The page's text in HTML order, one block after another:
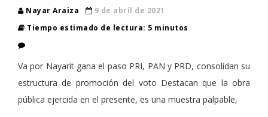
Nayar Araiza
9 de abril de 2021
Tiempo estimado de lectura: 5 minutos
Va por Nayarit gana el paso PRI, PAN y PRD, consolidan su
estructura de promoción del voto Destacan que la obra
pública ejercida en el presente, es una muestra palpable,